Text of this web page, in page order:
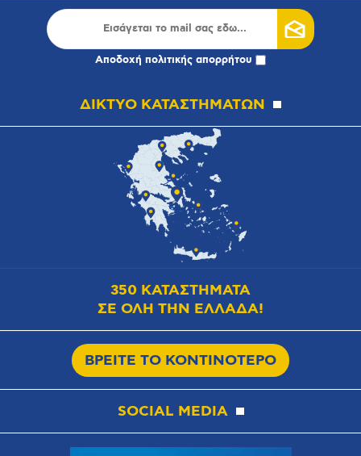
Αποδοχή πολιτικής απορρήτου
ΔΙΚΤΥΟ ΚΑΤΑΣΤΗΜΑΤΩΝ
350 ΚΑΤΑΣΤΗΜΑΤΑ
ΣΕ ΟΛΗ ΤΗΝ ΕΛΛΑΔΑ!
ΒΡΕΙΤΕ ΤΟ ΚΟΝΤΙΝΟΤΕΡΟ
SOCIAL MEDIA